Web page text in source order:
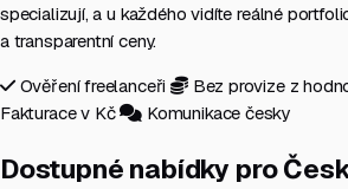
specializují, a u každého vidíte reálné
a transparentní ceny.
Ověření freelanceři
Bez provize z
Fakturace v Kč
Komunikace česky
Dostupné nabídky pro